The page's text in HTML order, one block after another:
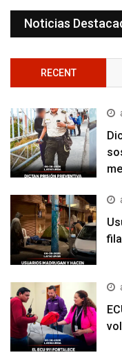
Noticias
RECENT